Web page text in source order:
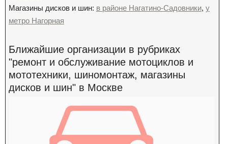
Магазины дисков и шин: в районе Нагатино-Садовники, у
метро Нагорная
Ближайшие организации в рубриках
"ремонт и обслуживание мотоциклов и
мототехники, шиномонтаж, магазины
дисков и шин" в Москве